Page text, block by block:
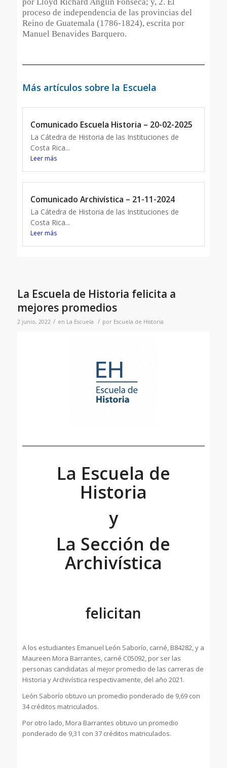
por Lloyd Richard Anglin Fonseca; y, 2. El
proceso de independencia de las provincias del
Reino de Guatemala (1786-1824), escrita por
Manuel Benavides Barquero.
Más artículos sobre la Escuela
Comunicado Escuela Historia – 20-02-2025
La Cátedra de Historia de las Instituciones de
Costa Rica...
Leer más
Comunicado Archivística – 21-11-2024
La Cátedra de Historia de las Instituciones de
Costa Rica...
Leer más
La Escuela de Historia felicita a
mejores promedios
2 junio, 2022 / en La Escuela / por Escuela de Historia
La Escuela de
Historia
y
La Sección de
Archivística
felicitan
A los estudiantes Emanuel León Saborío, carné, B84282, y a
Maureen Mora Barrantes, carné C05092, por ser las
personas candidatas al mejor promedio de las carreras de
Historia y Archivística respectivamente, del año 2021.
León Saborío obtuvo un promedio ponderado de 9,69 con
34 créditos matriculados.
Por otro lado, Mora Barrantes obtuvo un promedio
ponderado de 9,31 con 37 créditos matriculados.